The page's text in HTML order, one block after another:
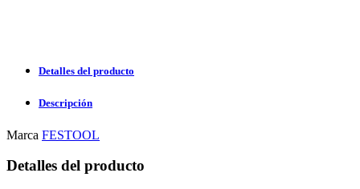
Detalles del producto
Descripción
Marca FESTOOL
Detalles del producto